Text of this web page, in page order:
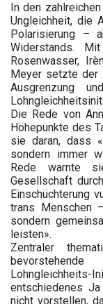
In den
Ungleichheit, die
Polarisierung –
Widerstands.
Rosenwasser,
Meyer setzte der
Ausgrenzung
Die Rede von
Höhepunkte des
sie daran, dass
sondern immer
Rede warnte
Gesellschaft
Einschüchterung
trans Menschen
sondern
leisten».
Zentraler
Lohngleichheits-
entschiedenes
nicht vorstellen,